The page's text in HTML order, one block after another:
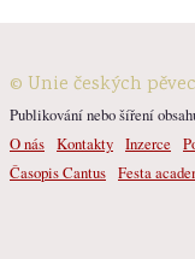
© Unie českých
Publikování nebo šíření
O nás Kontakty Inzerce
Časopis Cantus Festa